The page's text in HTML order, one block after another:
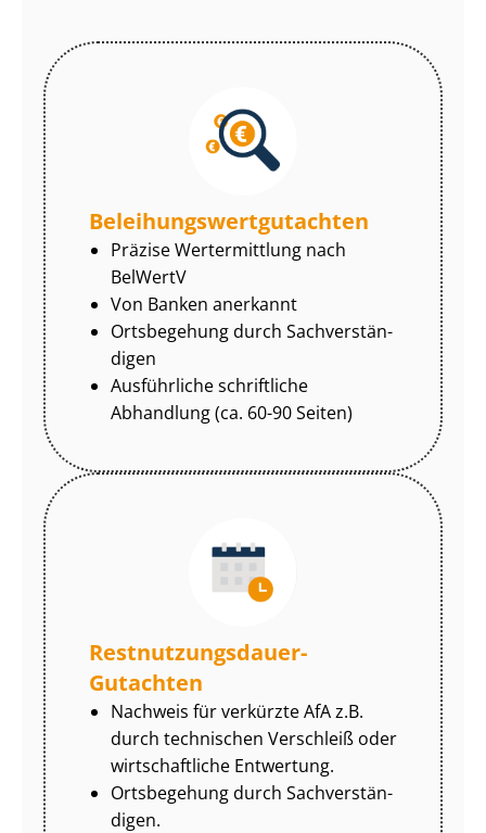
Be­lei­hungs­wert­gut­ach­ten
Präzise Wertermittlung nach
BelWertV
Von Banken anerkannt
Ortsbegehung durch Sach­ver­stän­
di­gen
Ausführliche schriftliche
Abhandlung (ca. 60-90 Seiten)
Rest­nut­zungs­dau­er-
Gutachten
Nachweis für verkürzte AfA z.B.
durch technischen Verschleiß oder
wirtschaftliche Entwertung.
Ortsbegehung durch Sach­ver­stän­
di­gen.